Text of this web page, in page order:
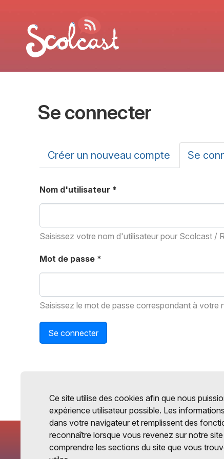
Se connecter
Onglets
Créer un nouveau compte Se
Nom d'utilisateur *
Saisissez votre nom d'utilisateur pour Scolcast /
Mot de passe *
Saisissez le mot de passe correspondant à votre
Se connecter
Ce site utilise des cookies afin que nous
expérience utilisateur possible. Les
dans votre navigateur et remplissent des
reconnaître lorsque vous revenez sur notre
comprendre les sections du site que vous